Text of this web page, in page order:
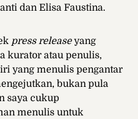
dan Elisa Faustina.
press releaseyang
kurator atau penulis,
yang menulis pengantar
bukan pula
saya cukup
menulis untuk